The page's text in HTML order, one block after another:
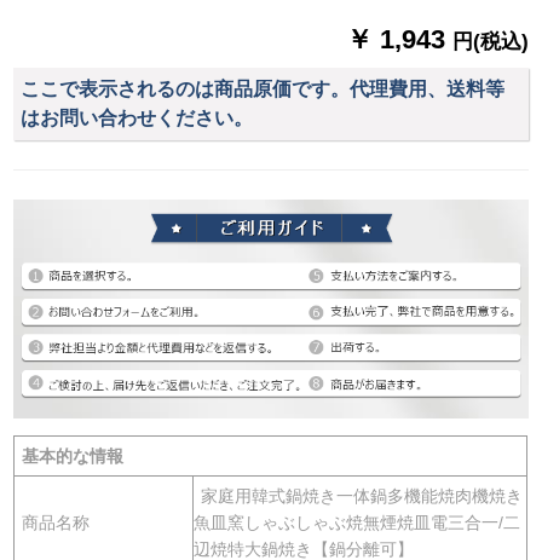
￥ 1,943 円(税込)
ここで表示されるのは商品原価です。代理費用、送料等
はお問い合わせください。
基本的な情報
商品名称
家庭用韓式鍋焼き一体鍋多機能焼肉機焼き
魚皿窯しゃぶしゃぶ焼無煙焼皿電三合一/二
辺焼特大鍋焼き【鍋分離可】